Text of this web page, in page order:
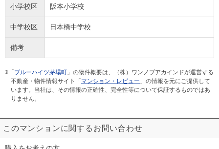
小学校区 阪本小学校
中学校区 日本橋中学校
備考
※「 ブルーハイツ茅場町 」の物件概要は、（株）ワンノブアカインドが運営する
不動産・物件情報サイト「 マンション・レビュー 」の情報を元にご提供して
います。当社は、その情報の正確性、完全性等について保証するものではあ
りません。
このマンションに関するお問い合わせ